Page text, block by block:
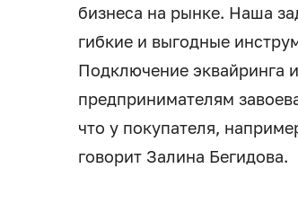
бизнеса на рынке. Наша
гибкие и выгодные
Подключение эквайринга
предпринимателям
что у покупателя,
говорит Залина Бегидова.